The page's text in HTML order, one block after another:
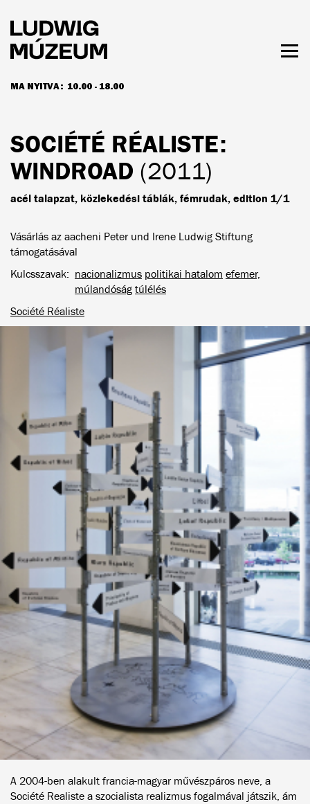
tartalomra
MA NYITVA: 10.00 - 18.00
NYITVATARTÁS ÉS JEGYÁRAK
SOCIÉTÉ RÉALISTE:
WINDROAD (2011)
acél talapzat, közlekedési táblák, fémrudak, edition 1/1
Vásárlás az aacheni Peter und Irene Ludwig Stiftung
támogatásával
Kulcsszavak
nacionalizmus politikai hatalom efemer,
múlandóság túlélés
Société Réaliste
A 2004-ben alakult francia-magyar művészpáros neve, a
Société Realiste a szocialista realizmus fogalmával játszik, ám